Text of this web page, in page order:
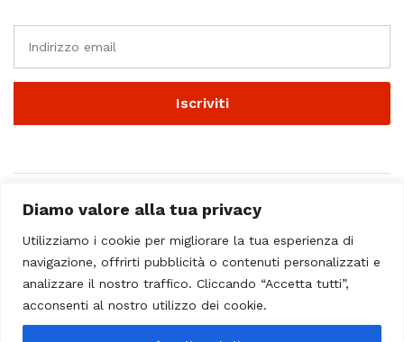
Diamo valore alla tua privacy
Utilizziamo i cookie per migliorare la tua esperienza di
navigazione, offrirti pubblicità o contenuti personalizzati e
analizzare il nostro traffico. Cliccando “Accetta tutti”,
acconsenti al nostro utilizzo dei cookie.
© 2023 - Casa Musicale Vicini. All Rights Reserved